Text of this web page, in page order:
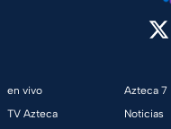
en vivo
TV Azteca
Azteca 7
Noticias